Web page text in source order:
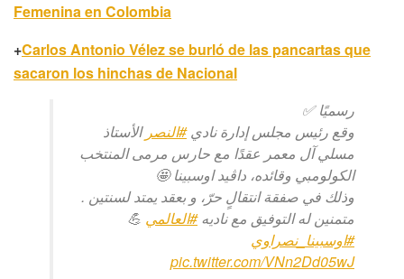
Femenina en Colombia
+Carlos Antonio Vélez se burló de las pancartas que
sacaron los hinchas de Nacional
رسميًا ✅
وقع رئيس مجلس إدارة نادي ⁧#النصر ⁩ الأستاذ
مسلي آل معمر عقدًا مع حارس مرمى المنتخب
الكولومبي وقائده، داڤيد اوسبينا 🤩
وذلك في صفقة انتقالٍ حرّ، و بعقد يمتد لسنتين .
متمنين له التوفيق مع ناديه ⁧#العالمي ⁩ 💪
#اوسبينا_نصراوي
pic.twitter.com/VNn2Dd05wJ